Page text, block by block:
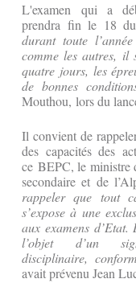
L'examen qui a
prendra fin le 18
durant toute
comme les autres, il
quatre jours, les
de bonnes
Mouthou, lors du
Il convient de
des capacités des
ce BEPC, le ministre
secondaire et de
rappeler que tout
s’expose à une
aux examens
l’objet d’un
disciplinaire,
avait prévenu Jean